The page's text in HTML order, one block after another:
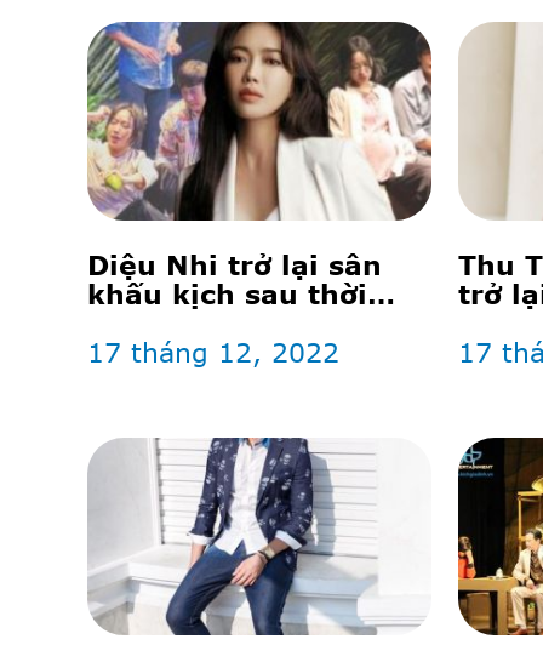
Diệu Nhi trở lại sân
khấu kịch sau thời
xúc động khi mang
17 tháng 12, 2022
Thu
trở
sinh
17